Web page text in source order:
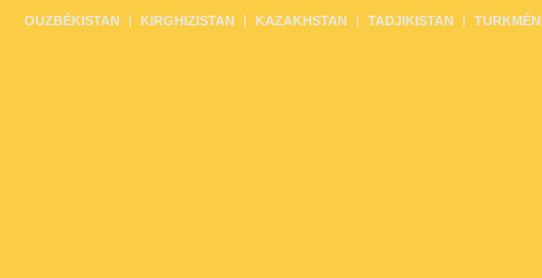
OUZBÉKISTAN KIRGHIZISTAN KAZAKHSTAN TADJIKISTAN